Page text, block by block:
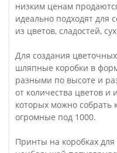
низким ценам
идеально подходят для
из цветов, сладостей,
Для создания
шляпные коробки в
разными по высоте и
от количества цветов и
которых можно собрать
огромные под 1000.
Принты на коробках